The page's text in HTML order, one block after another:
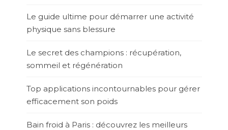
Le guide ultime pour démarrer une activité
physique sans blessure
Le secret des champions : récupération,
sommeil et régénération
Top applications incontournables pour gérer
efficacement son poids
Bain froid à Paris : découvrez les meilleurs